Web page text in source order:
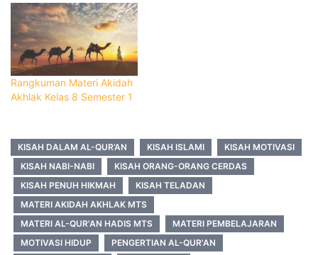
Rangkuman Materi Akidah
Akhlak Kelas 8 Semester 1
KISAH DALAM AL-QUR’AN KISAH ISLAMI
KISAH MOTIVASI
KISAH NABI-NABI
KISAH ORANG-ORANG CERDAS
KISAH PENUH HIKMAH
KISAH TELADAN
MATERI AKIDAH AKHLAK MTS
MATERI AL-QUR'AN HADIS MTS
MATERI PEMBELAJARAN
MOTIVASI HIDUP
PENGERTIAN AL-QUR'AN